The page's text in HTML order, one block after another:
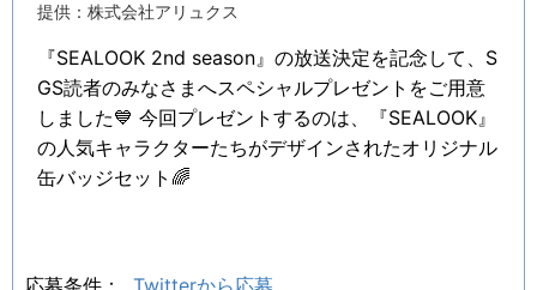
提供：株式会社アリュクス
『SEALOOK 2nd season』の放送決定を記念して、S
GS読者のみなさまへスペシャルプレゼントをご用意
しました💙 今回プレゼントするのは、『SEALOOK』
の人気キャラクターたちがデザインされたオリジナル
缶バッジセット🌈